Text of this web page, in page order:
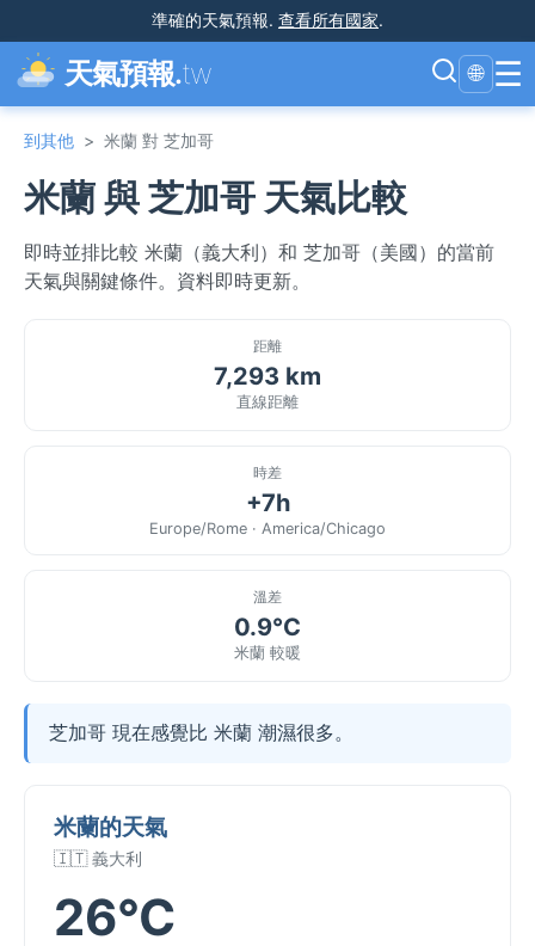
準確的天氣預報. 查看所有國家.
天氣預報.tw 🌐 ☰
到其他 > 米蘭 對 芝加哥
米蘭 與 芝加哥 天氣比較
即時並排比較 米蘭（義大利）和 芝加哥（美國）的當前
天氣與關鍵條件。資料即時更新。
距離
7,293 km
直線距離
時差
+7h
Europe/Rome · America/Chicago
溫差
0.9°C
米蘭 較暖
芝加哥 現在感覺比 米蘭 潮濕很多。
米蘭的天氣
🇮🇹 義大利
26°C